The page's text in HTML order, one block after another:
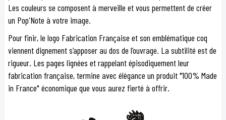
Les couleurs se composent à merveille et vous permettent de créer
un Pop'Note à votre image.
Pour finir, le logo Fabrication Française et son emblématique coq
viennent dignement s’apposer au dos de l’ouvrage. La subtilité est de
rigueur. Les pages lignées et rappelant épisodiquement leur
fabrication française, termine avec élégance un produit "100% Made
in France" économique que vous aurez fierté à offrir.